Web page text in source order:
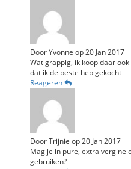
DoorYvonne op20 Jan 2017
Wat grappig, ik koop daar
dat ik de beste heb gekocht
Reageren
DoorTrijnie op20 Jan 2017
Mag je in pure, extra vergine
gebruiken?